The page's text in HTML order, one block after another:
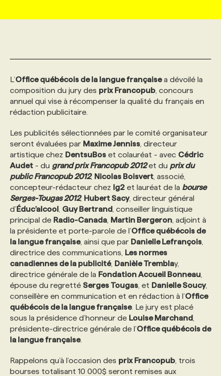
AFFAIRES DE L'INDUSTRIE
INITIATIVES NUMÉRIQUES
TENDANCES
WEB & MÉDIAS SOCIAUX
MARKETING DURABLE
ÉVÉNEMENTIEL
NOS AUTEUR‧RICES
INFOLETTRE PUBLICITÉ
ANNONCEZ AVEC NOUS
CONSULTER LA CVTHÈQUE
PROFIL ENTREPRISE
ANNONCEZ AVEC NOUS
VOIR LES OFFRES
PROFIL CANDIDAT
FAQ
ANNONCEZ AVEC NOUS
NOS FORMATIONS EN LIGNE
NOS PARCOURS DE FORMATIONS
NOS FORMATEUR‧RICES
POURQUOI CHOISIR NOS FORMATIONS
NOS TARIFS
PROGRAMMES DE SUBVENTIONS
FAQ
ANNONCEZ AVEC NOUS
CHASSE DE TÊTE
SERVICE DE CHASSE DE TÊTE
NOS EXPERTISES
ANNONCEZ AVEC NOUS
L’Office québécois de la langue françaisea dévoilé la
composition du jury des prix Francopub , concours
annuel qui vise à récompenser la qualité du français en
rédaction publicitaire.
Les publicités sélectionnées par le comité organisateur
seront évaluées par Maxime Jenniss , directeur
artistique chez DentsuBos et colauréat - avec Cédric
Audet - du grand prix Francopub 2012et du prix du
public Francopub 2012, Nicolas Boisvert , associé,
concepteur-rédacteur chez lg2 et lauréat de la bourse
Serges-Tougas 2012, Hubert Sacy, directeur général
d’Éduc’alcool Guy Bertrand , conseiller linguistique
principal de Radio-Canada Martin Bergeron , adjoint à
la présidente et porte-parole de l’Office québécois de
la langue française, ainsi que par Danielle Lefrançois
directrice des communications, Les normes
canadiennes de la publicité, Danièle Tremblay,
directrice générale de la Fondation Accueil Bonneau
épouse du regretté Serges Tougas , et Danielle Soucy,
conseillère en communication et en rédaction à l’Office
québécois de la langue française. Le jury est placé
sous la présidence d’honneur de Louise Marchand
présidente-directrice générale de l’Office québécois de
la langue française.
Rappelons qu’à l’occasion des prix Francopub , trois
bourses totalisant 10 000$ seront remises aux